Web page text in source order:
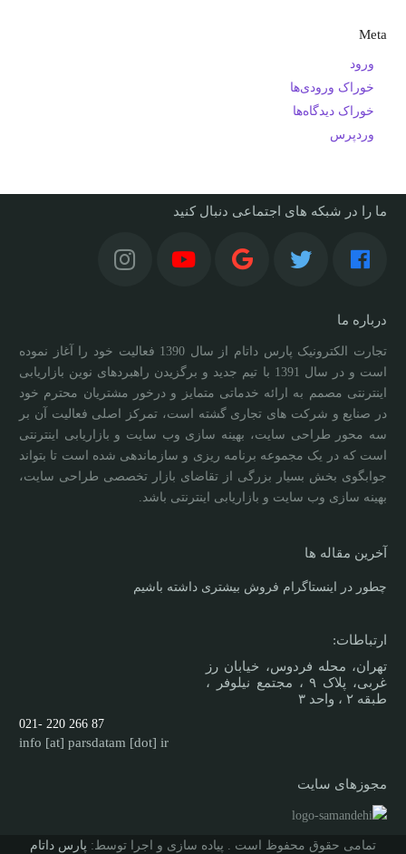
Meta
ورود
خوراک ورودی‌ها
خوراک دیدگاه‌ها
وردپرس
ما را در شبکه های اجتماعی دنبال کنید
درباره ما
تجارت الکترونیک پارس داتام از سال 1390 فعالیت خود را آغاز نموده
است و در سال 1391 با تیم جدید و برگزیدن راهبردهای نوین بازاریابی
اینترنتی مصمم به ارائه خدماتی متمایز و درخور مشتریان محترم خود
در صنایع و شرکت های تجاری گشته است، تمرکز اصلی فعالیت آن بر
سه محور طراحی سایت، بهینه سازی وب سایت و بازاریابی اینترنتی
است که در یک مجموعه برنامه ریزی و سازماندهی شده است تا بتواند
جوابگوی بخش بسیار بزرگی از تقاضای بازار تخصصی طراحی سایت،
بهینه سازی وب سایت و بازاریابی اینترنتی باشد.
آخرین مقاله ها
چطور در اینستاگرام فروش بیشتری داشته باشیم
ارتباطات:
تهران، محله فردوس، خیابان رز
غربی، پلاک ۹ ، مجتمع نیلوفر ،
طبقه ۲ ، واحد ۳
87 266 220 -021
info [at] parsdatam [dot] ir
مجوزهای سایت
تمامی حقوق محفوظ است . پیاده سازی و اجرا توسط: پارس داتام